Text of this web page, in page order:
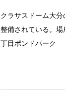
クラサスドーム大
整備されている。
丁目ポンドパーク